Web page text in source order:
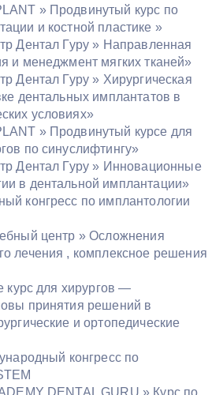
» Продвинутый курс по
и костной пластике »
Дентал Гуру » Направленная
и менеджмент мягких тканей»
Дентал Гуру » Хирургическая
дентальных имплантатов в
условиях»
» Продвинутый курсе для
по синуслифтингу»
Дентал Гуру » Инновационные
в дентальной имплантации»
конгресс по имплантологии
центр » Осложнения
лечения , комплексное решения
курс для хирургов —
принятия решений в
и ортопедические
конгресс по
DENTAL GURU » Курс по